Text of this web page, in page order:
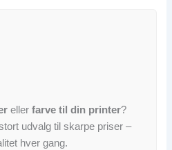
ellerfarve til din printer?
udvalg til skarpe priser –
hver gang.